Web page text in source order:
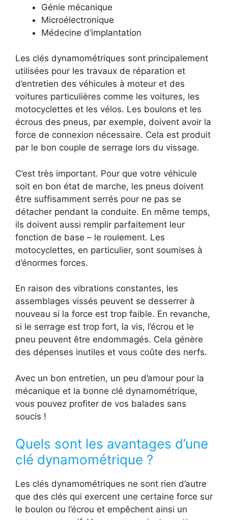
Génie mécanique
Microélectronique
Médecine d’implantation
Les clés dynamométriques sont principalement
utilisées pour les travaux de réparation et
d’entretien des véhicules à moteur et des
voitures particulières comme les voitures, les
motocyclettes et les vélos. Les boulons et les
écrous des pneus, par exemple, doivent avoir la
force de connexion nécessaire. Cela est produit
par le bon couple de serrage lors du vissage.
C’est très important. Pour que votre véhicule
soit en bon état de marche, les pneus doivent
être suffisamment serrés pour ne pas se
détacher pendant la conduite. En même temps,
ils doivent aussi remplir parfaitement leur
fonction de base – le roulement. Les
motocyclettes, en particulier, sont soumises à
d’énormes forces.
En raison des vibrations constantes, les
assemblages vissés peuvent se desserrer à
nouveau si la force est trop faible. En revanche,
si le serrage est trop fort, la vis, l’écrou et le
pneu peuvent être endommagés. Cela génère
des dépenses inutiles et vous coûte des nerfs.
Avec un bon entretien, un peu d’amour pour la
mécanique et la bonne clé dynamométrique,
vous pouvez profiter de vos balades sans
soucis !
Quels sont les avantages d’une
clé dynamométrique ?
Les clés dynamométriques ne sont rien d’autre
que des clés qui exercent une certaine force sur
le boulon ou l’écrou et empêchent ainsi un